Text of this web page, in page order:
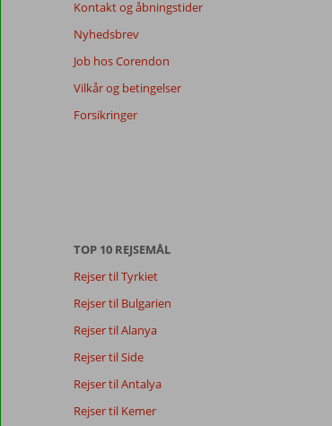
af
de
anmeldelser.
Mere
Baseret på:
222
anmeldelser
8,0
godt
gæsters
anmeldelser
Kontakt og åbningstider
Nyhedsbrev
Job hos Corendon
Vilkår og betingelser
Forsikringer
TOP 10 REJSEMÅL
Rejser til Tyrkiet
Rejser til Bulgarien
Rejser til Alanya
Rejser til Side
Rejser til Antalya
Rejser til Kemer